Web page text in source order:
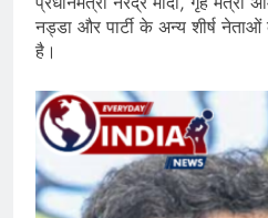
नड्डा और पार्टी के अन्य शीर्ष
है।